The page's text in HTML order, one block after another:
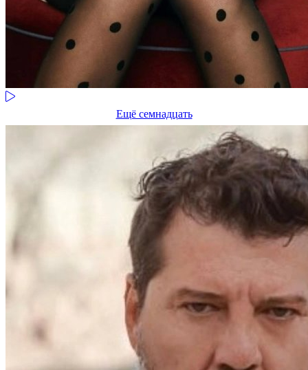
Ещё семнадцать